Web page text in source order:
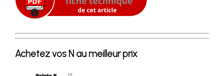
Achetez vos N au meilleur prix